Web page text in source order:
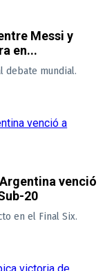
Messi y
en...
debate mundial.
venció
20
en el Final Six.